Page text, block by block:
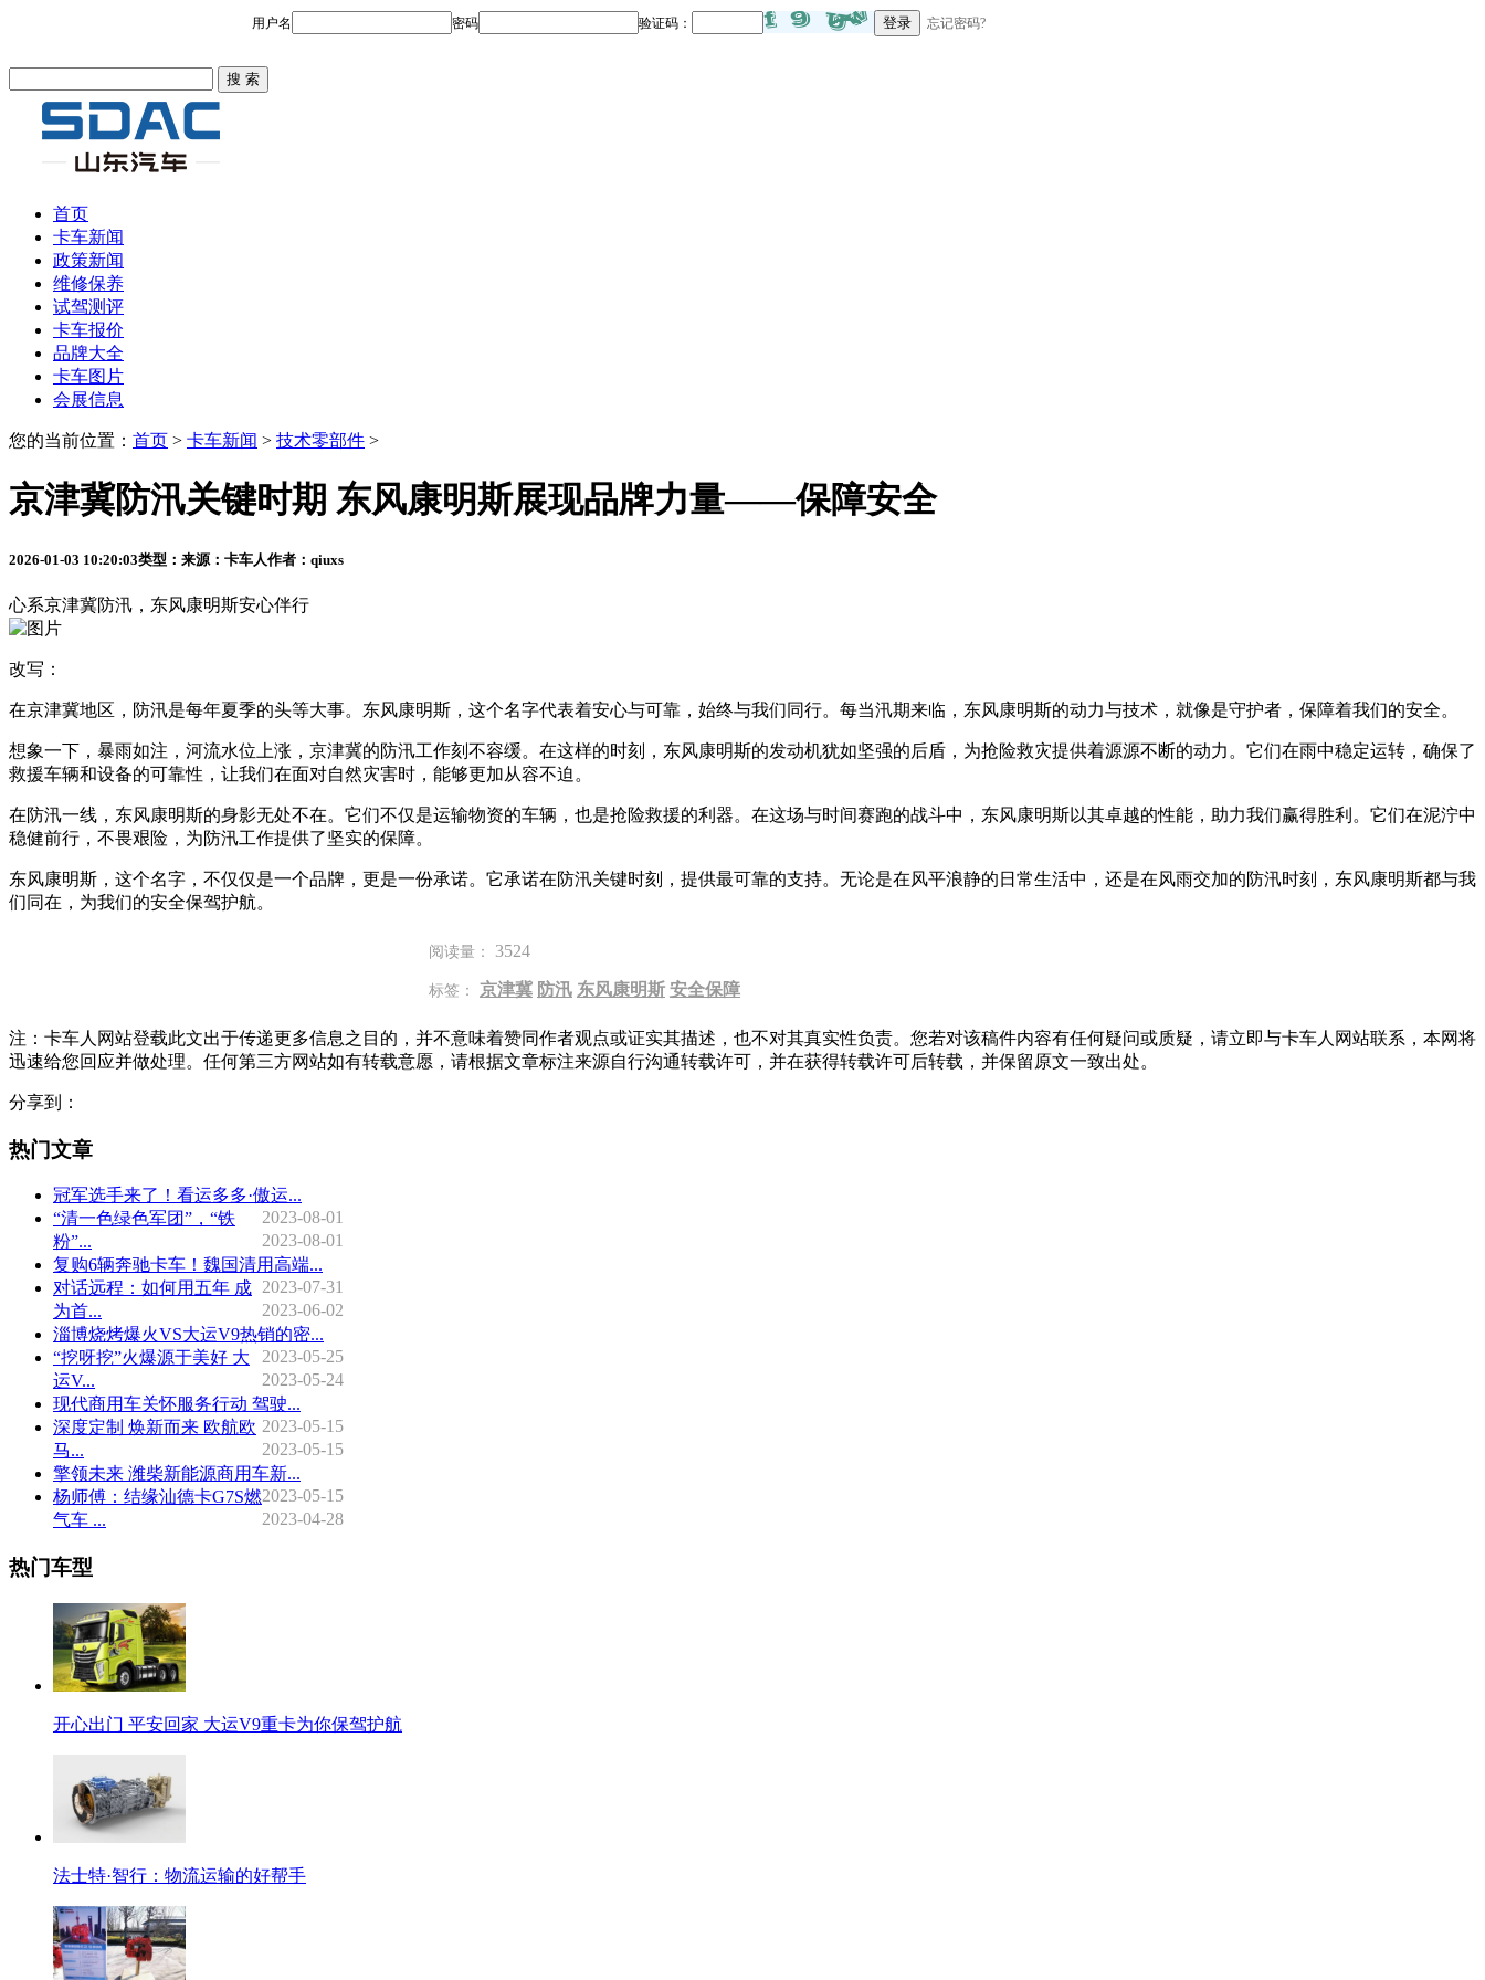
首页
卡车新闻
政策新闻
维修保养
试驾测评
卡车报价
品牌大全
卡车图片
会展信息
您的当前位置： 首页 > 卡车新闻 > 技术零部件 >
京津冀防汛关键时期 东风康明斯展现品牌力量——保障安全
2026-01-03 10:20:03类型： 来源：卡车人作者：qiuxs
心系京津冀防汛，东风康明斯安心伴行
改写：
在京津冀地区，防汛是每年夏季的头等大事。东风康明斯，这个名字代表着安心与可靠，始终与我们同行。每当汛期来临，东风康明斯的动力与技术，就像是守护者，保障着我们的安全。
想象一下，暴雨如注，河流水位上涨，京津冀的防汛工作刻不容缓。在这样的时刻，东风康明斯的发动机犹如坚强的后盾，为抢险救灾提供着源源不断的动力。它们在雨中稳定运转，确保了
救援车辆和设备的可靠性，让我们在面对自然灾害时，能够更加从容不迫。
在防汛一线，东风康明斯的身影无处不在。它们不仅是运输物资的车辆，也是抢险救援的利器。在这场与时间赛跑的战斗中，东风康明斯以其卓越的性能，助力我们赢得胜利。它们在泥泞中
稳健前行，不畏艰险，为防汛工作提供了坚实的保障。
东风康明斯，这个名字，不仅仅是一个品牌，更是一份承诺。它承诺在防汛关键时刻，提供最可靠的支持。无论是在风平浪静的日常生活中，还是在风雨交加的防汛时刻，东风康明斯都与我
们同在，为我们的安全保驾护航。
阅读量： 3524
标签： 京津冀 防汛 东风康明斯 安全保障
注：卡车人网站登载此文出于传递更多信息之目的，并不意味着赞同作者观点或证实其描述，也不对其真实性负责。您若对该稿件内容有任何疑问或质疑，请立即与卡车人网站联系，本网将
迅速给您回应并做处理。任何第三方网站如有转载意愿，请根据文章标注来源自行沟通转载许可，并在获得转载许可后转载，并保留原文一致出处。
分享到：
热门文章
冠军选手来了！看运多多·傲运...
2023-08-01
“清一色绿色军团”，“铁
粉”...
2023-08-01
复购6辆奔驰卡车！魏国清用高端...
2023-07-31
对话远程：如何用五年 成
为首...
2023-06-02
淄博烧烤爆火VS大运V9热销的密...
2023-05-25
“挖呀挖”火爆源于美好 大
运V...
2023-05-24
现代商用车关怀服务行动 驾驶...
2023-05-15
深度定制 焕新而来 欧航欧
马...
2023-05-15
擎领未来 潍柴新能源商用车新...
2023-05-15
杨师傅：结缘汕德卡G7S燃
气车 ...
2023-04-28
热门车型
开心出门 平安回家 大运V9重卡为你保驾护航
法士特·智行：物流运输的好帮手